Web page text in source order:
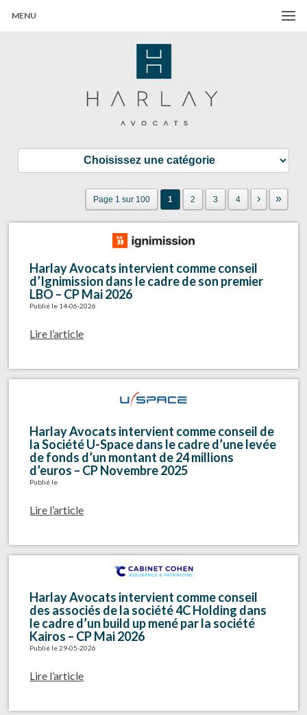
MENU
Page 1 sur 100 1 2 3 4 › »
Harlay Avocats intervient comme conseil
d’Ignimission dans le cadre de son premier
LBO – CP Mai 2026
Publié le 14-06-2026
Lire l’article
Harlay Avocats intervient comme conseil de
la Société U-Space dans le cadre d’une levée
de fonds d’un montant de 24 millions
d’euros – CP Novembre 2025
Publié le
Lire l’article
Harlay Avocats intervient comme conseil
des associés de la société 4C Holding dans
le cadre d’un build up mené par la société
Kairos – CP Mai 2026
Publié le 29-05-2026
Lire l’article